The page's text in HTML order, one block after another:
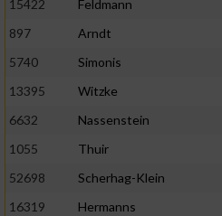
15422
Feldmann
897
Arndt
5740
Simonis
13395
Witzke
6632
Nassenstein
1055
Thuir
52698
Scherhag-Klein
16319
Hermanns